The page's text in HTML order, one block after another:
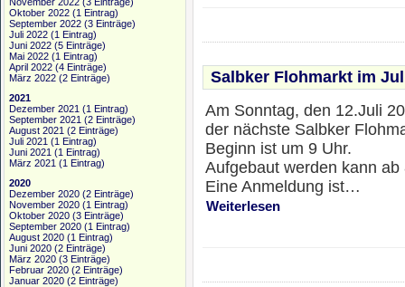
Oktober 2022 (1 Eintrag)
September 2022 (3 Einträge)
Juli 2022 (1 Eintrag)
Juni 2022 (5 Einträge)
Mai 2022 (1 Eintrag)
April 2022 (4 Einträge)
März 2022 (2 Einträge)
2021
Dezember 2021 (1 Eintrag)
September 2021 (2 Einträge)
August 2021 (2 Einträge)
Juli 2021 (1 Eintrag)
Juni 2021 (1 Eintrag)
März 2021 (1 Eintrag)
2020
Dezember 2020 (2 Einträge)
November 2020 (1 Eintrag)
Oktober 2020 (3 Einträge)
September 2020 (1 Eintrag)
August 2020 (1 Eintrag)
Juni 2020 (2 Einträge)
März 2020 (3 Einträge)
Februar 2020 (2 Einträge)
Januar 2020 (2 Einträge)
Salbker Flohmarkt im
Am Sonntag, den 12.Juli
der nächste Salbker
Beginn ist um 9 Uhr.
Aufgebaut werden kann ab
Eine Anmeldung ist…
Weiterlesen